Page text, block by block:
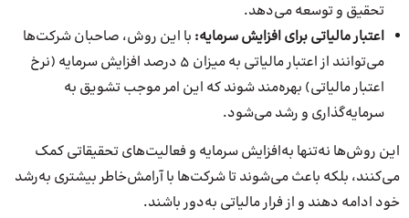
تحقیق و توسعه می‌دهد.
اعتبار مالیاتی برای افزایش سرمایه: با این روش، صاحبان شرکت‌ها
می‌توانند از اعتبار مالیاتی به میزان ۵ درصد افزایش سرمایه (نرخ
اعتبار مالیاتی) بهره‌مند شوند که این امر موجب تشویق به
سرمایه‌گذاری و رشد می‌شود.
این روش‌ها نه‌تنها به‌افزایش سرمایه و فعالیت‌های تحقیقاتی کمک
می‌کنند، بلکه باعث می‌شوند تا شرکت‌ها با آرامش‌خاطر بیشتری به‌رشد
خود ادامه دهند و از فرار مالیاتی به‌دور باشند.